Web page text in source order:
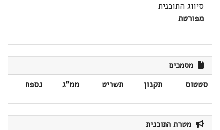
סיווג התוכנית
מפורטת
מסמכים
סטטוס תקנון תשריט ממ"ג נספח
מטרת התוכנית